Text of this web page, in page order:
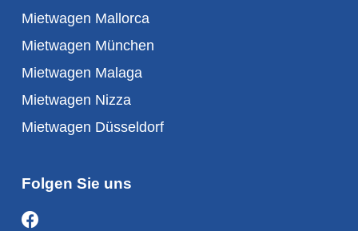
Mietwagen Mallorca
Mietwagen München
Mietwagen Malaga
Mietwagen Nizza
Mietwagen Düsseldorf
Folgen Sie uns